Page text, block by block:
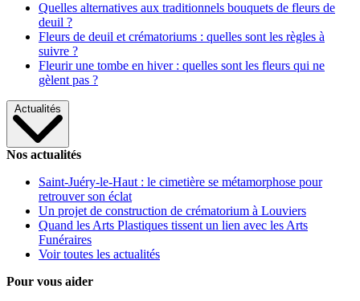
Quelles alternatives aux traditionnels bouquets de fleurs de
deuil ?
Fleurs de deuil et crématoriums : quelles sont les règles à
suivre ?
Fleurir une tombe en hiver : quelles sont les fleurs qui ne
gèlent pas ?
Actualités
Nos actualités
Saint-Juéry-le-Haut : le cimetière se métamorphose pour
retrouver son éclat
Un projet de construction de crématorium à Louviers
Quand les Arts Plastiques tissent un lien avec les Arts
Funéraires
Voir toutes les actualités
Pour vous aider